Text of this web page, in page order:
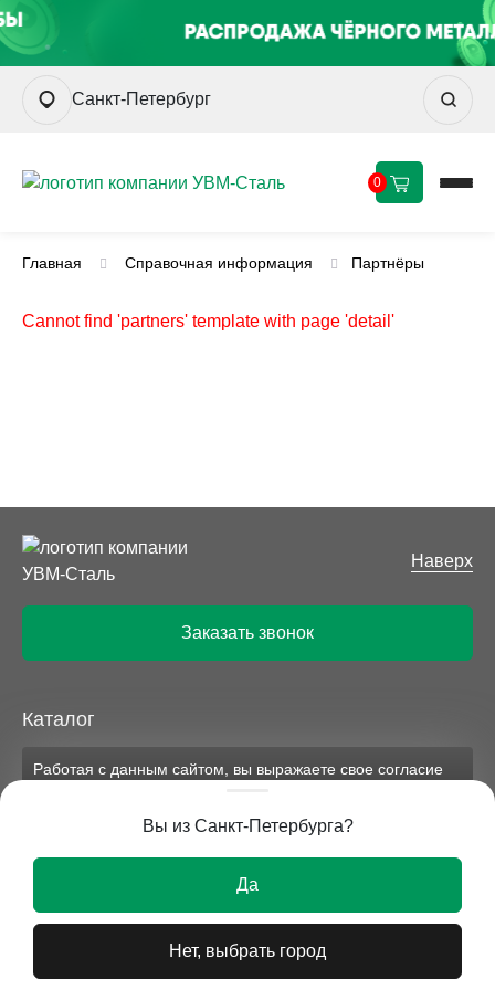
Санкт-Петербург
0
Главная Справочная информация Партнёры
Cannot find 'partners' template with page 'detail'
Наверх
Заказать звонок
Каталог
Компания
исключительно информационный характер и ни при
каких условиях не является публичной офертой.
© 2026 УВМ-СТАЛЬ
Вы из Санкт-Петербурга?
Да
Нет, выбрать город
Работая с данным сайтом, вы выражаете свое согласие
данных на условиях, изложенных в
соответствующих